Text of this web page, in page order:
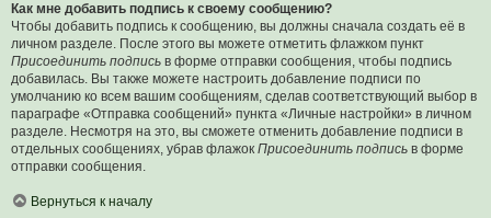
Как мне добавить подпись к своему сообщению?
Чтобы добавить подпись к сообщению, вы должны сначала создать её в
личном разделе. После этого вы можете отметить флажком пункт
Присоединить подпись в форме отправки сообщения, чтобы подпись
добавилась. Вы также можете настроить добавление подписи по
умолчанию ко всем вашим сообщениям, сделав соответствующий выбор в
параграфе «Отправка сообщений» пункта «Личные настройки» в личном
разделе. Несмотря на это, вы сможете отменить добавление подписи в
отдельных сообщениях, убрав флажок Присоединить подпись в форме
отправки сообщения.
Вернуться к началу